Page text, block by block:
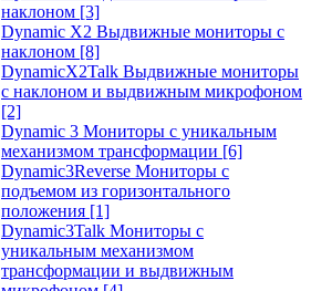
наклоном [3]
Dynamic X2 Выдвижные мониторы с
наклоном [8]
DynamicX2Talk Выдвижные мониторы
с наклоном и выдвижным микрофоном
[2]
Dynamic 3 Мониторы с уникальным
механизмом трансформации [6]
Dynamic3Reverse Мониторы с
подъемом из горизонтального
положения [1]
Dynamic3Talk Мониторы с
уникальным механизмом
трансформации и выдвижным